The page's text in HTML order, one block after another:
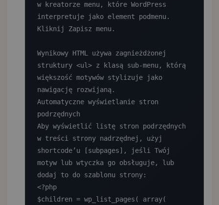
w kreatorze menu, które WordPress
interpretuje jako element podmenu.
Kliknij Zapisz menu.
Wynikowy HTML używa zagnieżdżonej
struktury <ul> z klasą sub-menu, którą
większość motywów stylizuje jako
nawigację rozwijaną.
Automatyczne wyświetlanie stron
podrzędnych
Aby wyświetlić listę stron podrzędnych
w treści strony nadrzędnej, użyj
shortcode’u [subpages], jeśli Twój
motyw lub wtyczka go obsługuje, lub
dodaj to do szablonu strony:
<?php
$children = wp_list_pages( array(